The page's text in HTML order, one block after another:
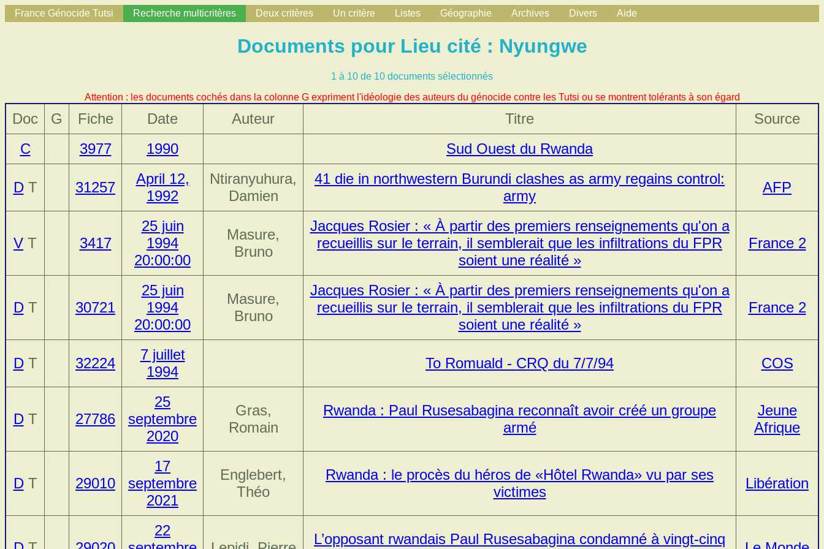
France Génocide Tutsi Recherche multicritères Deux critères Un critère Listes Géographie Archives Divers Aide
Documents pour Lieu cité : Nyungwe
1 à 10 de 10 documents sélectionnés
Attention : les documents cochés dans la colonne G expriment l'idéologie des auteurs du génocide contre les Tutsi ou se montrent tolérants à son égard
Doc G Fiche Date Auteur Titre
Source
C
3977 1990 Sud Ouest du Rwanda
DT 31257
April 12,
1992
Ntiranyuhura,
Damien
41 die in northwestern Burundi clashes as army regains control:
army
AFP
V T 3417
25 juin
1994
20:00:00
Masure,
Bruno
Jacques Rosier : « À partir des premiers renseignements qu'on a
recueillis sur le terrain, il semblerait que les infiltrations du FPR
soient une réalité »
France 2
DT 30721
25 juin
1994
20:00:00
Masure,
Bruno
Jacques Rosier : « À partir des premiers renseignements qu'on a
recueillis sur le terrain, il semblerait que les infiltrations du FPR
soient une réalité »
France 2
DT 32224
7 juillet
1994
To Romuald - CRQ du 7/7/94 COS
DT 27786
25
septembre
2020
Gras,
Romain
Rwanda : Paul Rusesabagina reconnaît avoir créé un groupe
armé
Jeune
Afrique
DT 29010
17
septembre
2021
Englebert,
Théo
Rwanda : le procès du héros de «Hôtel Rwanda» vu par ses
victimes
Libération
22
L’opposant rwandais Paul Rusesabagina condamné à vingt-cinq